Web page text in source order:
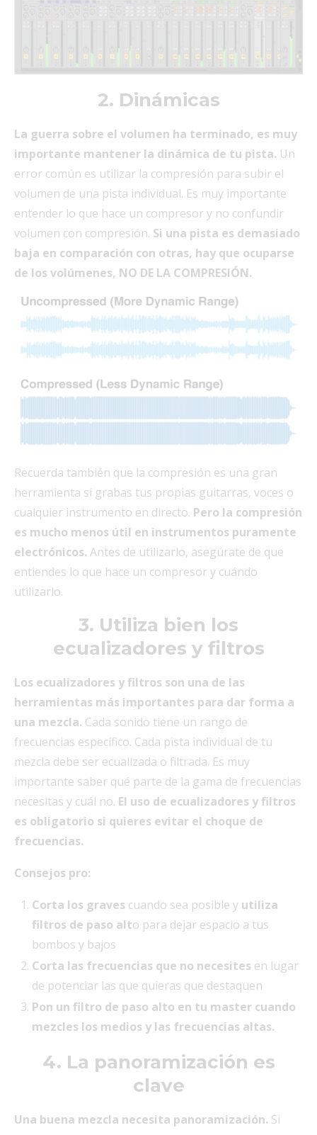
2. Dinámicas
La guerra sobre el volumen ha terminado, es muy
importante mantener la dinámica de tu pista. Un
error común es utilizar la compresión para subir el
volumen de una pista individual. Es muy importante
entender lo que hace un compresor y no confundir
volumen con compresión. Si una pista es demasiado
baja en comparación con otras, hay que ocuparse
de los volúmenes, NO DE LA COMPRESIÓN.
Recuerda también que la compresión es una gran
herramienta si grabas tus propias guitarras, voces o
cualquier instrumento en directo. Pero la compresión
es mucho menos útil en instrumentos puramente
electrónicos. Antes de utilizarlo, asegúrate de que
entiendes lo que hace un compresor y cuándo
utilizarlo.
3. Utiliza bien los
ecualizadores y filtros
Los ecualizadores y filtros son una de las
herramientas más importantes para dar forma a
una mezcla. Cada sonido tiene un rango de
frecuencias específico. Cada pista individual de tu
mezcla debe ser ecualizada o filtrada. Es muy
importante saber qué parte de la gama de frecuencias
necesitas y cuál no. El uso de ecualizadores y filtros
es obligatorio si quieres evitar el choque de
frecuencias.
Consejos pro:
Corta los graves cuando sea posible y utiliza
filtros de paso alto para dejar espacio a tus
bombos y bajos
Corta las frecuencias que no necesites en lugar
de potenciar las que quieras que destaquen
Pon un filtro de paso alto en tu master cuando
mezcles los medios y las frecuencias altas.
4. La panoramización es
clave
Una buena mezcla necesita panoramización. Si